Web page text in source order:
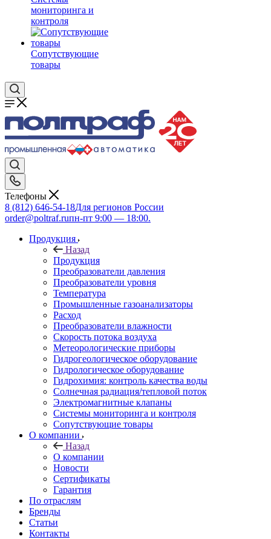
мониторинга и
контроля
Сопутствующие
товары
Телефоны
8 (812) 646-54-18Для регионов России
order@poltraf.ruпн-пт 9:00 — 18:00.
Продукция
Назад
Продукция
Преобразователи давления
Преобразователи уровня
Температура
Промышленные газоанализаторы
Расход
Преобразователи влажности
Скорость потока воздуха
Метеорологические приборы
Гидрогеологическое оборудование
Гидрологическое оборудование
Гидрохимия: контроль качества воды
Солнечная радиация/тепловой поток
Электромагнитные клапаны
Системы мониторинга и контроля
Сопутствующие товары
О компании
Назад
О компании
Новости
Сертификаты
Гарантия
По отраслям
Бренды
Статьи
Контакты